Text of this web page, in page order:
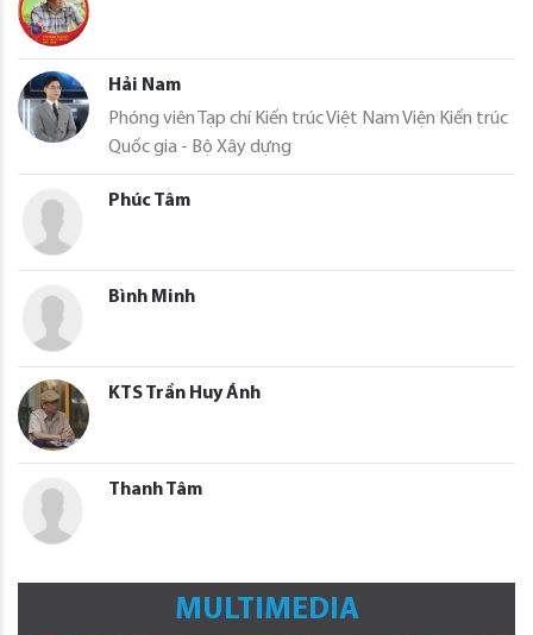
Hải Nam
Phóng viên Tạp chí Kiến trúc Việt Nam Viện Kiến trúc
Quốc gia - Bộ Xây dựng
Phúc Tâm
Bình Minh
KTS Trần Huy Ánh
Thanh Tâm
MULTIMEDIA